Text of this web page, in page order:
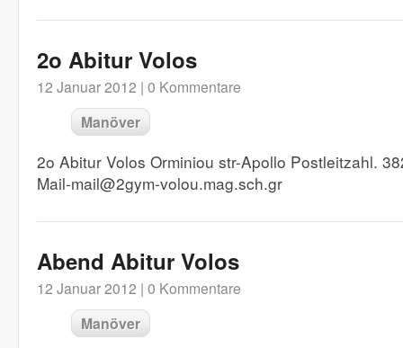
2o Abitur Volos
12 Januar 2012 | 0 Kommentare
Manöver
2o Abitur Volos Orminiou str-Apollo Postleitzahl.
Mail-mail@2gym-volou.mag.sch.gr
Abend Abitur Volos
12 Januar 2012 | 0 Kommentare
Manöver